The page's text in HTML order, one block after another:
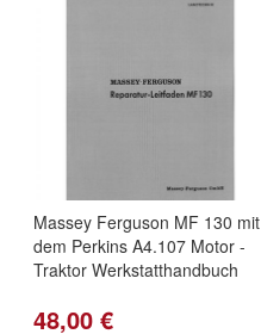
Massey Ferguson MF 130 mit
dem Perkins A4.107 Motor -
Traktor Werkstatthandbuch
48,00 €